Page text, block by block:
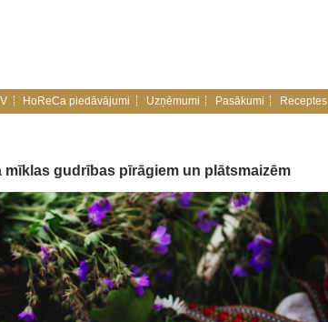
HoReCa piedāvājumi Uzņēmumi Pasākumi Receptes
gudrības pīrāgiem un plātsmaizēm